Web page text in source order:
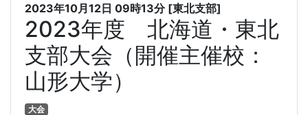
2023年10月12日 09時13分 [東北支部]
2023年度 北海道・東北
支部大会（開催主催校：
山形大学）
大会